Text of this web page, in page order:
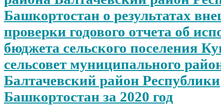
Башкортостан о результатах
проверки годового отчета об
бюджета сельского поселения
сельсовет муниципального
Балтачевский район Республики
Башкортостан за 2020 год